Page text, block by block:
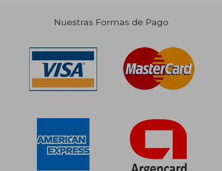
50% $ 108.284
$ 54.142
50%
Nuestras Formas de Pago